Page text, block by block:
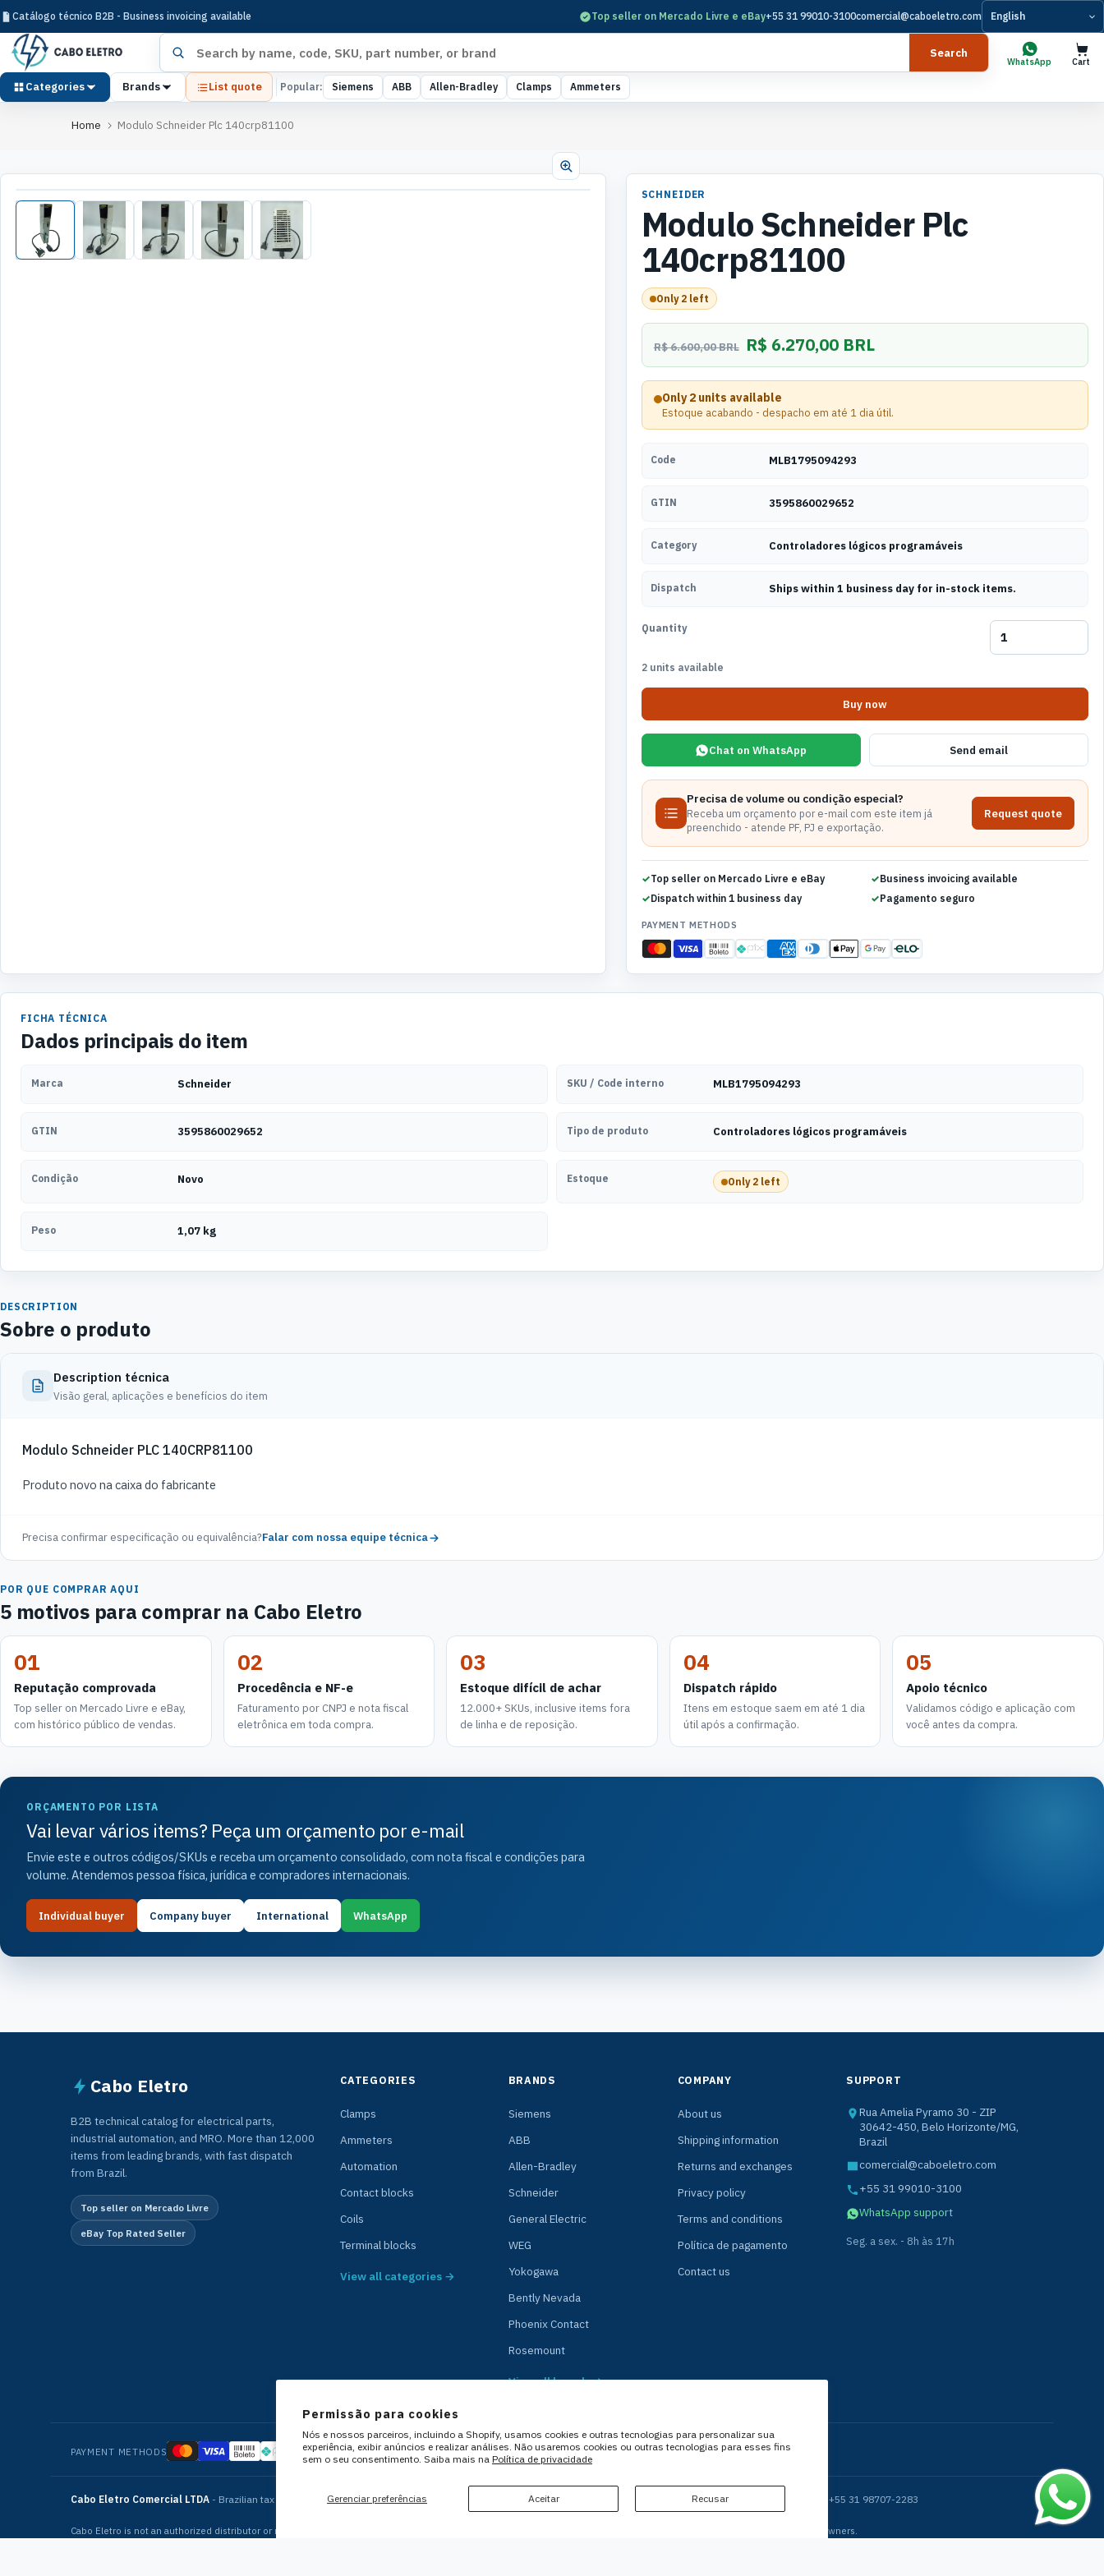
Permissão para cookies
Nós e nossos parceiros, incluindo a Shopify, usamos cookies e outras tecnologias para personalizar sua
experiência, exibir anúncios e realizar análises. Não usaremos cookies ou outras tecnologias para esses fins
sem o seu consentimento. Saiba mais na Política de privacidade
Gerenciar preferências Aceitar Recusar
Pular
para
o
conteúdo
Catálogo técnico B2B - Business invoicing available Top seller on Mercado Livre e eBay+55 31 99010-3100comercial@caboeletro.com
Language
Search products
Search
WhatsApp Cart
Categories Brands List quote Popular: Siemens ABB Allen-Bradley Clamps Ammeters
Home Modulo Schneider Plc 140crp81100
SCHNEIDER
Modulo Schneider Plc
140crp81100
Only 2 left
R$ 6.600,00 BRL R$ 6.270,00 BRL
Only 2 units available
Estoque acabando - despacho em até 1 dia útil.
Code MLB1795094293
GTIN 3595860029652
Category Controladores lógicos programáveis
Dispatch Ships within 1 business day for in-stock items.
Quantity
2 units available
Buy now
Chat on WhatsApp Send email
Precisa de volume ou condição especial?
Receba um orçamento por e-mail com este item já
preenchido - atende PF, PJ e exportação.
Request quote
Top seller on Mercado Livre e eBay
Business invoicing available
Dispatch within 1 business day
Pagamento seguro
PAYMENT METHODS
FICHA TÉCNICA
Dados principais do item
Marca Schneider SKU / Code interno MLB1795094293
GTIN 3595860029652 Tipo de produto Controladores lógicos programáveis
Condição Novo Estoque Only 2 left
Peso 1,07 kg
DESCRIPTION
Sobre o produto
Description técnica
Visão geral, aplicações e benefícios do item
Modulo Schneider PLC 140CRP81100
Produto novo na caixa do fabricante
Precisa confirmar especificação ou equivalência?Falar com nossa equipe técnica
POR QUE COMPRAR AQUI
5 motivos para comprar na Cabo Eletro
01
Reputação comprovada
Top seller on Mercado Livre e eBay,
com histórico público de vendas.
02
Procedência e NF-e
Faturamento por CNPJ e nota fiscal
eletrônica em toda compra.
03
Estoque difícil de achar
12.000+ SKUs, inclusive items fora
de linha e de reposição.
04
Dispatch rápido
Itens em estoque saem em até 1 dia
útil após a confirmação.
05
Apoio técnico
Validamos código e aplicação com
você antes da compra.
ORÇAMENTO POR LISTA
Vai levar vários items? Peça um orçamento por e-mail
Envie este e outros códigos/SKUs e receba um orçamento consolidado, com nota fiscal e condições para
volume. Atendemos pessoa física, jurídica e compradores internacionais.
Individual buyer Company buyer International WhatsApp
Cabo Eletro
B2B technical catalog for electrical parts,
industrial automation, and MRO. More than 12,000
items from leading brands, with fast dispatch
from Brazil.
Top seller on Mercado Livre
eBay Top Rated Seller
CATEGORIES
Clamps
Ammeters
Automation
Contact blocks
Coils
Terminal blocks
View all categories →
BRANDS
Siemens
ABB
Allen-Bradley
Schneider
General Electric
WEG
Yokogawa
Bently Nevada
Phoenix Contact
Rosemount
View all brands →
COMPANY
About us
Shipping information
Returns and exchanges
Privacy policy
Terms and conditions
Política de pagamento
Contact us
SUPPORT
Rua Amelia Pyramo 30 - ZIP
30642-450, Belo Horizonte/MG,
Brazil
comercial@caboeletro.com
+55 31 99010-3100
WhatsApp support
Seg. a sex. - 8h às 17h
PAYMENT METHODS
Cabo Eletro Comercial LTDA - Brazilian tax ID 04.678.459/0001-08 - Rua Amelia Pyramo 30, ZIP 30642-450, Belo Horizonte/MG, Brazil - comercial@caboeletro.com - +55 31 98707-2283
Cabo Eletro is not an authorized distributor or representative of the products shown on this site. Product names, trademarks, brands, and logos belong to their respective owners.